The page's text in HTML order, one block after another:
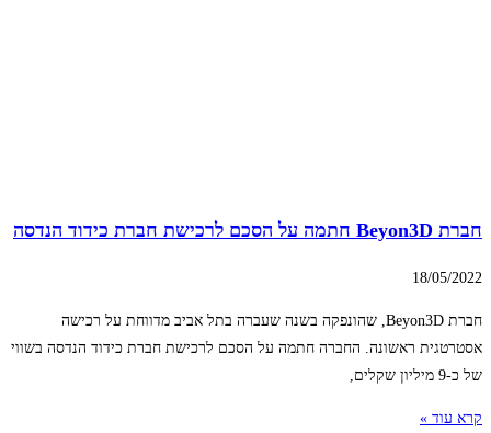
חברת Beyon3D חתמה על הסכם לרכישת חברת כידוד הנדסה
18/05/2022
חברת Beyon3D, שהונפקה בשנה שעברה בתל אביב מדווחת על רכישה
אסטרטגית ראשונה. החברה חתמה על הסכם לרכישת חברת כידוד הנדסה בשווי
של כ-9 מיליון שקלים,
קרא עוד »